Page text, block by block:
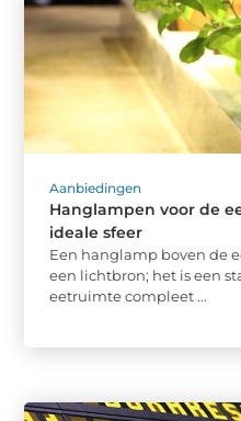
Aanbiedingen
Hanglampen voor de
ideale sfeer
Een hanglamp boven de
een lichtbron; het is een
eetruimte compleet ...